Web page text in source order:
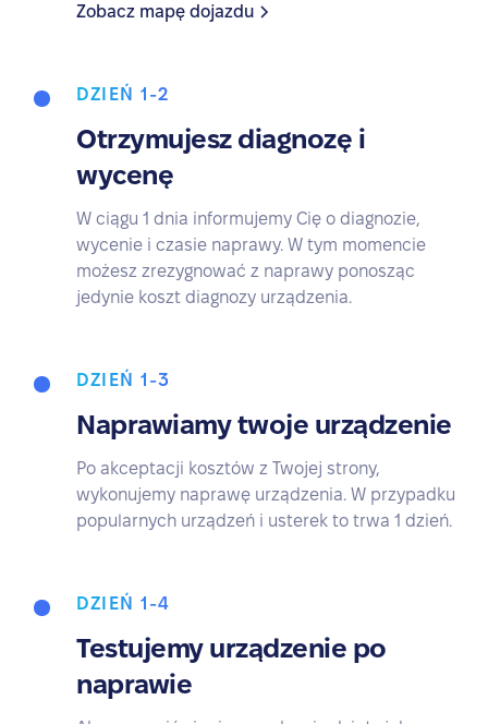
Zobacz mapę dojazdu
DZIEŃ 1-2
Otrzymujesz diagnozę i
wycenę
W ciągu 1 dnia informujemy Cię o diagnozie,
wycenie i czasie naprawy. W tym momencie
możesz zrezygnować z naprawy ponosząc
jedynie koszt diagnozy urządzenia.
DZIEŃ 1-3
Naprawiamy twoje urządzenie
Po akceptacji kosztów z Twojej strony,
wykonujemy naprawę urządzenia. W przypadku
popularnych urządzeń i usterek to trwa 1 dzień.
DZIEŃ 1-4
Testujemy urządzenie po
naprawie